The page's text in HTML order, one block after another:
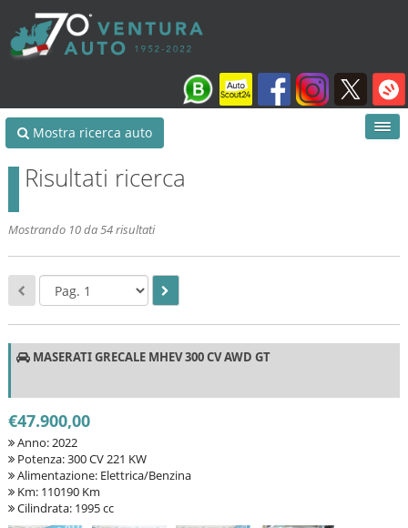
Mostra ricerca auto
Risultati ricerca
Mostrando 10 da 54 risultati
MASERATI GRECALE MHEV 300 CV AWD GT
€47.900,00
Anno: 2022
Potenza: 300 CV 221 KW
Alimentazione: Elettrica/Benzina
Km: 110190 Km
Cilindrata: 1995 cc